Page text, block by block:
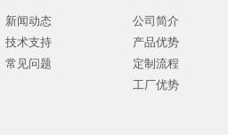
新闻动态
技术支持
常见问题
公司简介
产品优势
定制流程
工厂优势